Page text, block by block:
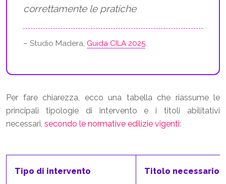
correttamente le pratiche
– Studio Madera, Guida CILA 2025
Per fare chiarezza, ecco una tabella che riassume le
principali tipologie di intervento e i titoli abilitativi
necessari, secondo le normative edilizie vigenti:
Tipo di intervento Titolo necessario